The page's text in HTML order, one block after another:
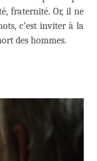
fraternité. Or, il ne
c’est inviter à la
des hommes.